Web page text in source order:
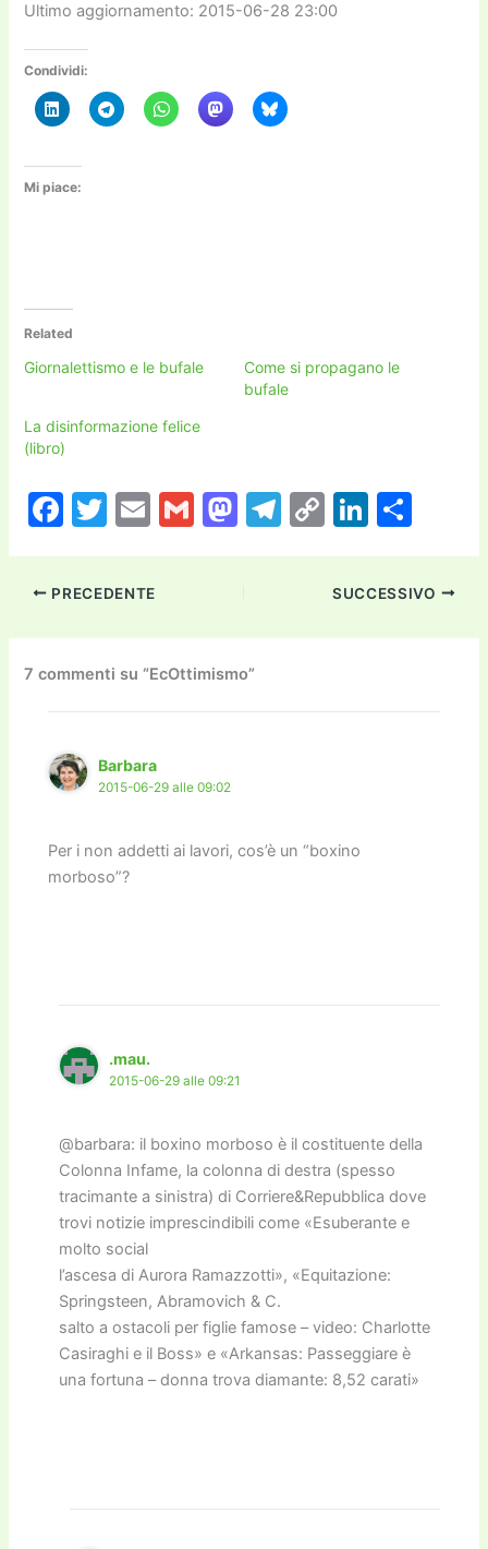
Ultimo aggiornamento: 2015-06-28 23:00
Condividi:
Mi piace:
Related
Giornalettismo e le bufale
Come si propagano le
bufale
La disinformazione felice
(libro)
F
c
e
b
o
o
k
T
itt
er
E
ai
l
G
M
d
o
n
T
a
C
p
y
Li
k
Li
k
e
dI
n
di
vi
PRECEDENTE SUCCESSIVO
7 commenti su “EcOttimismo”
Barbara
2015-06-29 alle 09:02
Per i non addetti ai lavori, cos’è un “boxino
morboso”?
.mau.
2015-06-29 alle 09:21
@barbara: il boxino morboso è il costituente della
Colonna Infame, la colonna di destra (spesso
tracimante a sinistra) di Corriere&Repubblica dove
trovi notizie imprescindibili come «Esuberante e
molto social
l’ascesa di Aurora Ramazzotti», «Equitazione:
Springsteen, Abramovich & C.
salto a ostacoli per figlie famose – video: Charlotte
Casiraghi e il Boss» e «Arkansas: Passeggiare è
una fortuna – donna trova diamante: 8,52 carati»